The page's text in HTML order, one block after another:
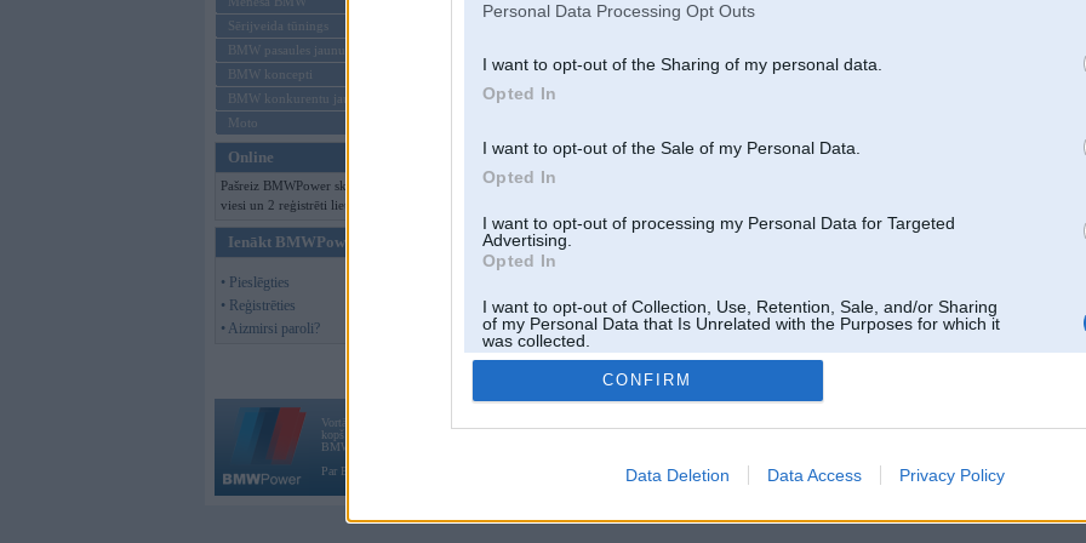
Personal Data Processing Opt Outs
I want to opt-out of the Sharing of my personal data.
Opted In
I want to opt-out of the Sale of my Personal Data.
Opted In
I want to opt-out of processing my Personal Data for Targeted
Advertising.
Opted In
I want to opt-out of Collection, Use, Retention, Sale, and/or Sharing
of my Personal Data that Is Unrelated with the Purposes for which it
was collected.
Opted Out
CONFIRM
Data Deletion Data Access Privacy Policy
Sērijveida tūnings
BMW pasaules jaunumi
BMW koncepti
BMW konkurentu jaunumi
Moto
Online
Pašreiz BMWPower skatās 128
viesi un 2 reģistrēti lietotāji.
Ienākt BMWPower
• Pieslēgties
• Reģistrēties
• Aizmirsi paroli?
Vortāls BMWPower.lv darbojas
kopš 2002. gada 14. maija. Tas nav auto klubs un nav saistīts ar
BMW AG.
Par BMWPower